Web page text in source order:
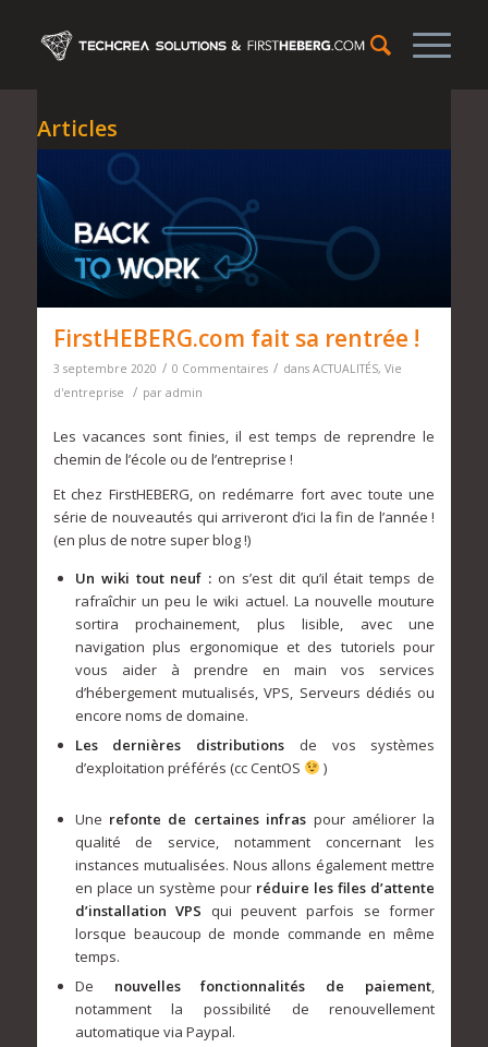
Articles
FirstHEBERG.com fait sa rentrée !
3 septembre 2020 / 0 Commentaires / dans ACTUALITÉS, Vie
d'entreprise
/ par admin
Les vacances sont finies, il est temps de reprendre le
chemin de l’école ou de l’entreprise !
Et chez FirstHEBERG, on redémarre fort avec toute une
série de nouveautés qui arriveront d’ici la fin de l’année !
(en plus de notre super blog !)
Un wiki tout neuf : on s’est dit qu’il était temps de
rafraîchir un peu le wiki actuel. La nouvelle mouture
sortira prochainement, plus lisible, avec une
navigation plus ergonomique et des tutoriels pour
vous aider à prendre en main vos services
d’hébergement mutualisés, VPS, Serveurs dédiés ou
encore noms de domaine.
Les dernières distributions de vos systèmes
d’exploitation préférés (cc CentOS
)
Une refonte de certaines infras pour améliorer la
qualité de service, notamment concernant les
instances mutualisées. Nous allons également mettre
en place un système pour réduire les files d’attente
d’installation VPS qui peuvent parfois se former
lorsque beaucoup de monde commande en même
temps.
De nouvelles fonctionnalités de paiement,
notamment la possibilité de renouvellement
automatique via Paypal.